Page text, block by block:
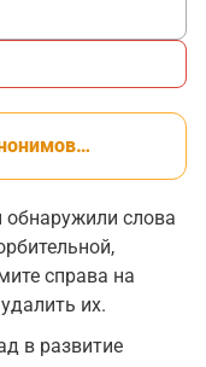
слова
справа на
их.
в развитие